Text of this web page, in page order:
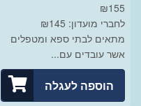
₪155
לחברי מועדון: ₪145
מתאים לבתי ספא ומטפלים
אשר עובדים עם...
הוספה לעגלה